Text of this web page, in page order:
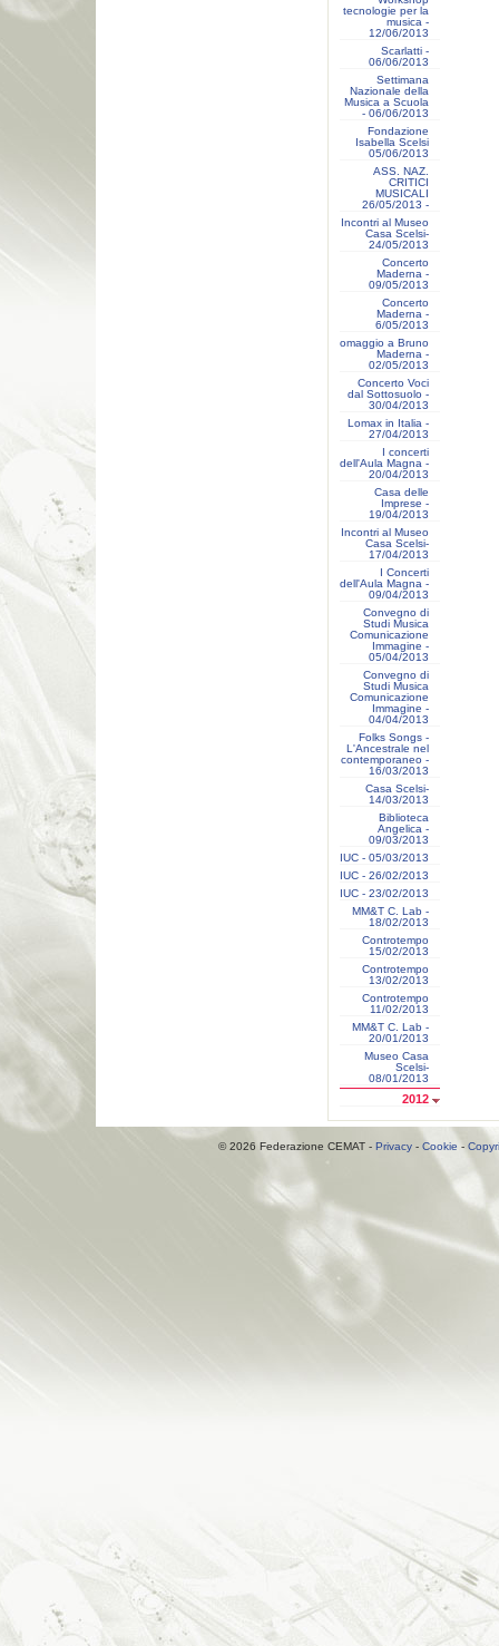
tecnologie per la
musica -
12/06/2013
Scarlatti -
06/06/2013
Settimana
Nazionale della
Musica a Scuola
- 06/06/2013
Fondazione
Isabella Scelsi
05/06/2013
ASS. NAZ.
CRITICI
MUSICALI
26/05/2013 -
Incontri al Museo
Casa Scelsi-
24/05/2013
Concerto
Maderna -
09/05/2013
Concerto
Maderna -
6/05/2013
omaggio a Bruno
Maderna -
02/05/2013
Concerto Voci
dal Sottosuolo -
30/04/2013
Lomax in Italia -
27/04/2013
I concerti
dell'Aula Magna -
20/04/2013
Casa delle
Imprese -
19/04/2013
Incontri al Museo
Casa Scelsi-
17/04/2013
I Concerti
dell'Aula Magna -
09/04/2013
Convegno di
Studi Musica
Comunicazione
Immagine -
05/04/2013
Convegno di
Studi Musica
Comunicazione
Immagine -
04/04/2013
Folks Songs -
L'Ancestrale nel
contemporaneo -
16/03/2013
Casa Scelsi-
14/03/2013
Biblioteca
Angelica -
09/03/2013
IUC - 05/03/2013
IUC - 26/02/2013
IUC - 23/02/2013
MM&T C. Lab -
18/02/2013
Controtempo
15/02/2013
Controtempo
13/02/2013
Controtempo
11/02/2013
MM&T C. Lab -
20/01/2013
Museo Casa
Scelsi-
08/01/2013
2012
© 2026 Federazione CEMAT - Privacy- Cookie -